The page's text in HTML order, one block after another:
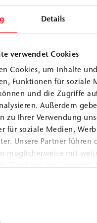
Details
verwendet Cookies
Cookies, um Inhalte
Funktionen für soziale
und die Zugriffe
Außerdem
zu Ihrer Verwendung
für soziale Medien,
Unsere Partner führen
möglicherweise mit
kann. Bei
geringe
volumenkonstanten
Mauerwerk verschließt.
als auch zur
mit hohem
Bruchstein.
ein niedrigviskoses, CE-
Injektionsharz. Es
zu einem elastischen,
geschlossene und
Porenstruktur. Es wird
begrenzt dehnfähigen